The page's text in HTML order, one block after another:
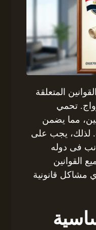
المتعلقة
تحمي
مما يضمن
لذلك، يجب على
فى دوله
القوانين
مشاكل قانونية